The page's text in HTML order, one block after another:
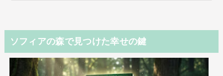
ソフィアの森で見つけた幸せの鍵